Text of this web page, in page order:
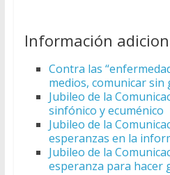
Información
Contra las
medios, comunicar sin
Jubileo de la
sinfónico y ecuménico
Jubileo de la
esperanzas en la
Jubileo de la
esperanza para hacer